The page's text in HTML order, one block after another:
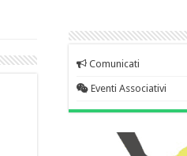
Comunicati
Eventi Associativi